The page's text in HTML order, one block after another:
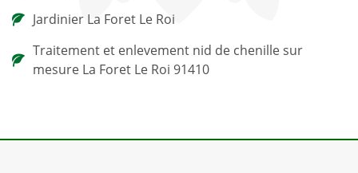
Jardinier La Foret Le Roi
Traitement et enlevement nid de chenille sur
mesure La Foret Le Roi 91410